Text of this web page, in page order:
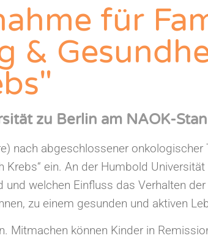
für
&
zu Berlin am NAOK-
nach abgeschlossener onkologischer
ein. An der Humbold
welchen Einfluss das Verhalten
zu einem gesunden und aktiven
Mitmachen können Kinder in